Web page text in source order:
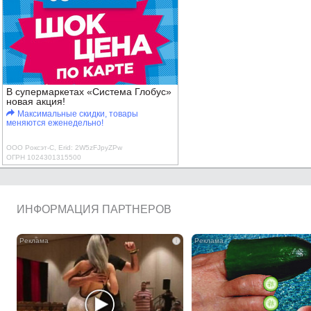
В супермаркетах «Система Глобус»
новая акция!
Максимальные скидки, товары
меняются еженедельно!
ООО Роксэт-С, Erid: 2W5zFJpyZPw
ОГРН 1024301315500
ИНФОРМАЦИЯ ПАРТНЕРОВ
i